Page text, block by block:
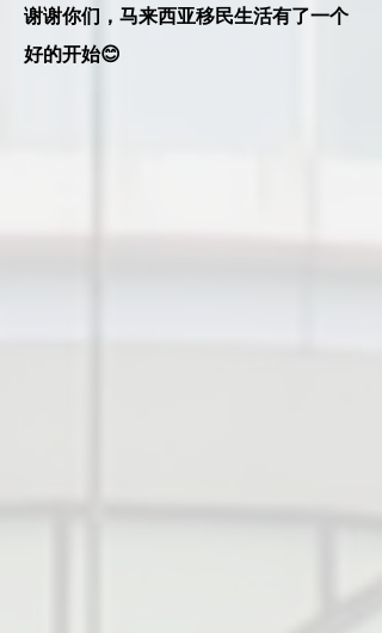
谢谢你们，马来西亚移民生活有了一个
好的开始😊